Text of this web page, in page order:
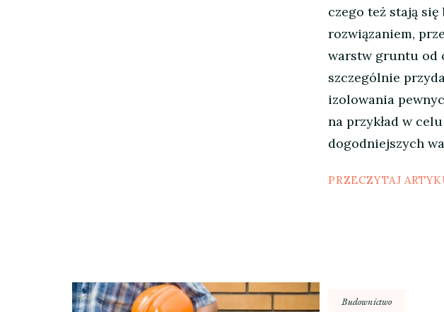
czego też stają
rozwiązaniem,
warstw gruntu od
szczególnie
izolowania
na przykład w
dogodniejszych
PRZECZYTAJ
Budownictwo